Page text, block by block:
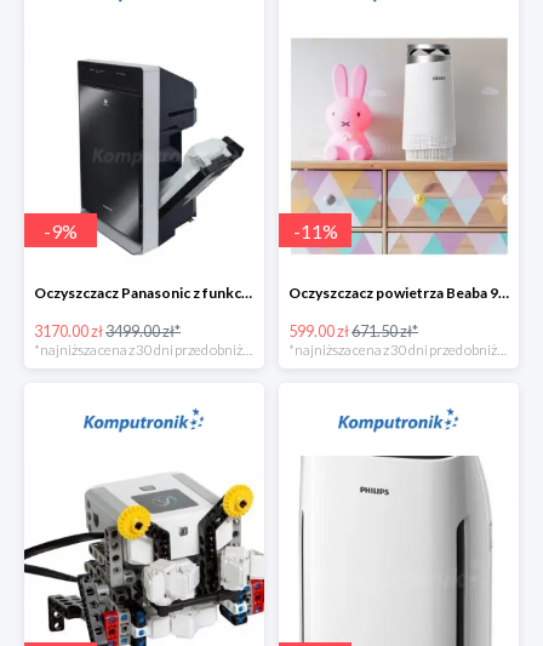
-9%
Oczyszczacz Panasonic z funkcją nawilżania - 328zł
3170.00 zł3499.00 zł*
*najniższa cena z 30 dni przed obniżką
-11%
Oczyszczacz powietrza Beaba 920328
599.00 zł671.50 zł*
*najniższa cena z 30 dni przed obniżką